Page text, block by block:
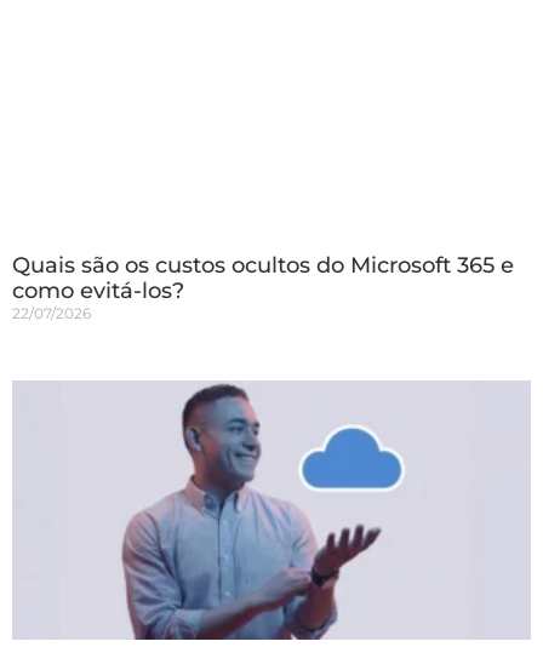
Quais são os custos ocultos do Microsoft 365 e
como evitá-los?
22/07/2026